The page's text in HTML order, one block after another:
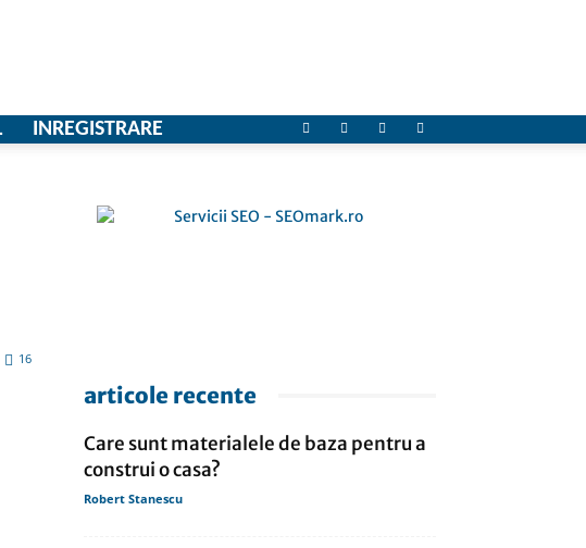
INREGISTRARE
16
articole recente
Care sunt materialele de baza pentru a
construi o casa?
Robert Stanescu